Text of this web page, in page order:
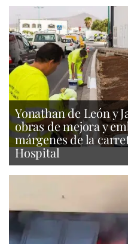
Yonathan de León y
obras de mejora y
márgenes de la
Hospital